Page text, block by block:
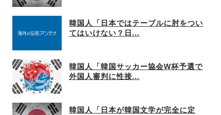
韓国人「日本ではテーブルに肘をつい
てはいけない？日...
韓国人「韓国サッカー協会W杯予選で
外国人審判に性接...
韓国人「日本が韓国文学が完全に定